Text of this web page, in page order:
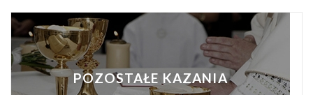
POZOSTAŁE KAZANIA